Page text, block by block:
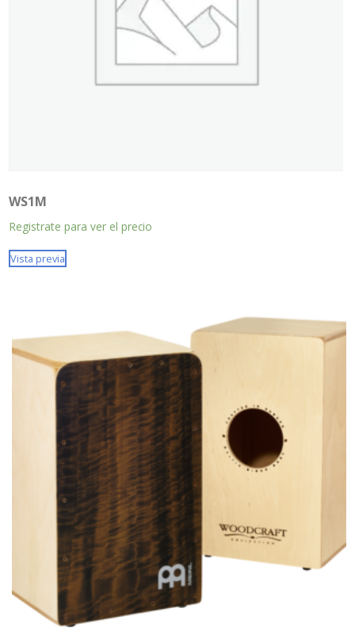
WS1M
Registrate para ver el precio
Vista previa